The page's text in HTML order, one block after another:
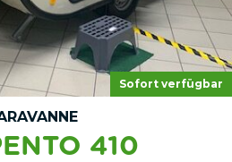
Sofort verfügbar
410